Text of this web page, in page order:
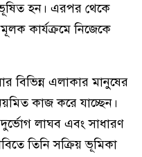
ভূষিত হন। এরপর থেকে
কার্যক্রমে নিজেকে
বিভিন্ন এলাকার মানুষের
কাজ করে যাচ্ছেন।
লাঘব এবং সাধারণ
তিনি সক্রিয় ভূমিকা